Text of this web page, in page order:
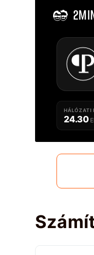
Solo Pearl PRL
HÁLÓZATI
24.30